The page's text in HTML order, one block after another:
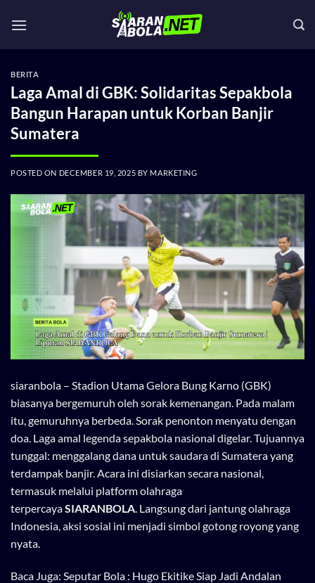
BERITA
Laga Amal di GBK: Solidaritas Sepakbola
Bangun Harapan untuk Korban Banjir
Sumatera
POSTED ON DECEMBER 19, 2025 BY MARKETING
siaranbola – Stadion Utama Gelora Bung Karno (GBK)
biasanya bergemuruh oleh sorak kemenangan. Pada malam
itu, gemuruhnya berbeda. Sorak penonton menyatu dengan
doa. Laga amal legenda sepakbola nasional digelar. Tujuannya
tunggal: menggalang dana untuk saudara di Sumatera yang
terdampak banjir. Acara ini disiarkan secara nasional,
termasuk melalui platform olahraga
terpercayaSIARANBOLA . Langsung dari jantung olahraga
Indonesia, aksi sosial ini menjadi simbol gotong royong yang
nyata.
Baca Juga: Seputar Bola : Hugo Ekitike Siap Jadi Andalan